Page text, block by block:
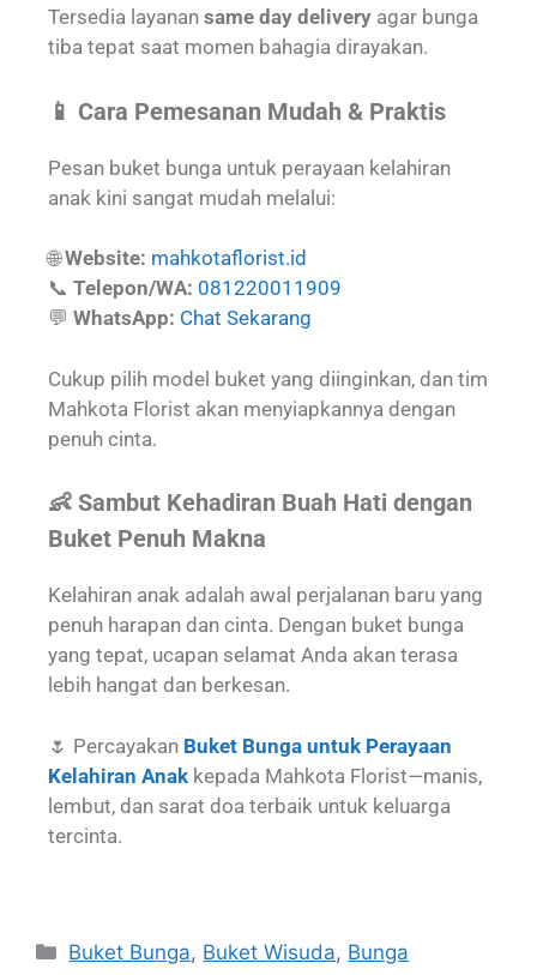
Tersedia layanan same day delivery agar bunga
tiba tepat saat momen bahagia dirayakan.
📱 Cara Pemesanan Mudah & Praktis
Pesan buket bunga untuk perayaan kelahiran
anak kini sangat mudah melalui:
🌐Website: mahkotaflorist.id
📞 Telepon/WA: 081220011909
💬 WhatsApp: Chat Sekarang
Cukup pilih model buket yang diinginkan, dan tim
Mahkota Florist akan menyiapkannya dengan
penuh cinta.
👶 Sambut Kehadiran Buah Hati dengan
Buket Penuh Makna
Kelahiran anak adalah awal perjalanan baru yang
penuh harapan dan cinta. Dengan buket bunga
yang tepat, ucapan selamat Anda akan terasa
lebih hangat dan berkesan.
🌷 Percayakan Buket Bunga untuk Perayaan
Kelahiran Anak kepada Mahkota Florist—manis,
lembut, dan sarat doa terbaik untuk keluarga
tercinta.
Buket Bunga, Buket Wisuda, Bunga